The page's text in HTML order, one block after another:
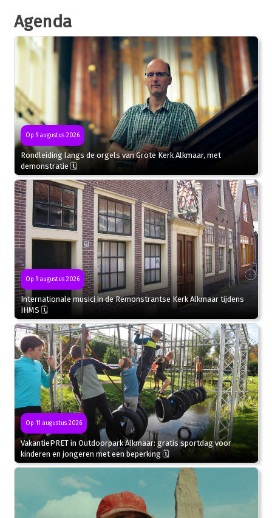
Agenda
Op 9 augustus 2026
Rondleiding langs de orgels van Grote Kerk Alkmaar, met
demonstratie 🗓
Op 9 augustus 2026
Internationale musici in de Remonstrantse Kerk Alkmaar tijdens
IHMS 🗓
Op 11 augustus 2026
VakantiePRET in Outdoorpark Alkmaar: gratis sportdag voor
kinderen en jongeren met een beperking 🗓